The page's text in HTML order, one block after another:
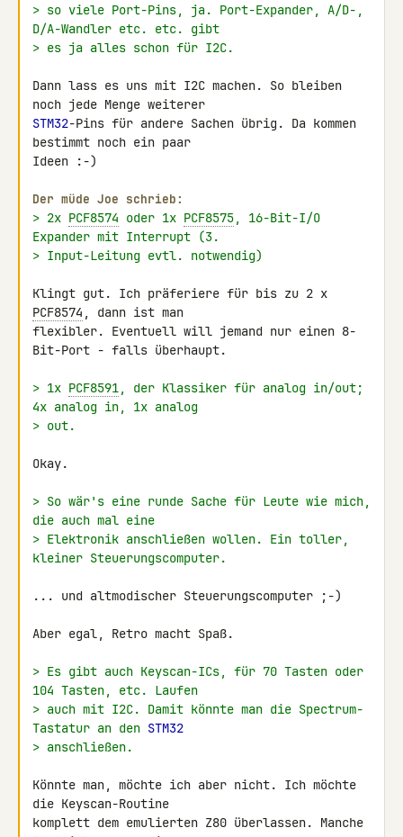
> so viele Port-Pins, ja. Port-Expander, A/D-,
D/A-Wandler etc. etc. gibt
> es ja alles schon für I2C.
Dann lass es uns mit I2C machen. So bleiben
STM32-Pins für andere Sachen übrig. Da kommen
bestimmt noch ein paar
Ideen :-)
Der müde Joe schrieb:
> 2x PCF8574 oder 1x PCF8575, 16-Bit-I/O
Expander mit Interrupt (3.
> Input-Leitung evtl. notwendig)
PCF8574 , dann ist man
flexibler. Eventuell will jemand nur einen 8-
Bit-Port - falls überhaupt.
> 1x PCF8591, der Klassiker für analog in/out;
4x analog in, 1x analog
> out.
Okay.
> So wär's eine runde Sache für Leute wie mich,
die auch mal eine
> Elektronik anschließen wollen. Ein toller,
kleiner Steuerungscomputer.
... und altmodischer Steuerungscomputer ;-)
Aber egal, Retro macht Spaß.
> Es gibt auch Keyscan-ICs, für 70 Tasten oder
104 Tasten, etc. Laufen
> auch mit I2C. Damit könnte man die Spectrum-
Tastatur an den STM32
> anschließen.
Könnte man, möchte ich aber nicht. Ich möchte
die Keyscan-Routine
komplett dem emulierten Z80 überlassen. Manche